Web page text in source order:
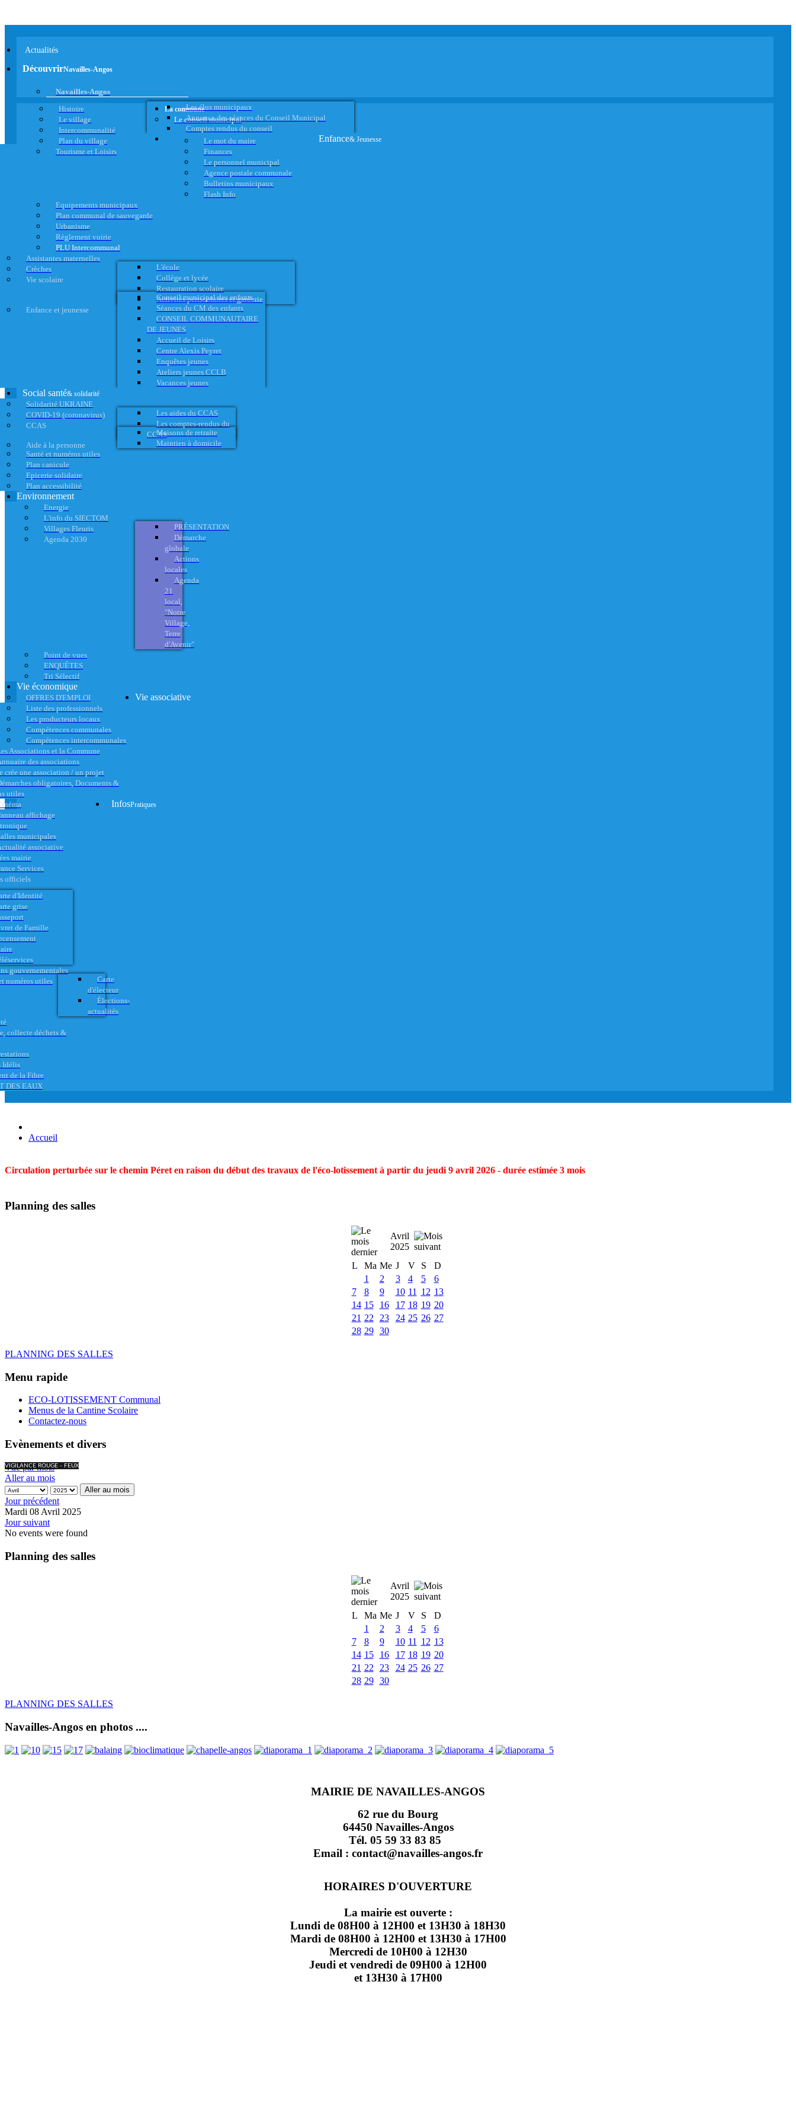
Actualités
DécouvrirNavailles-Angos
Navailles-Angos
Histoire
Le village
Intercommunalité
Plan du village
Tourisme et Loisirs
La commune
Le conseil municipal
Les élus municipaux
Annonce des séances du Conseil Municipal
Comptes rendus du conseil
Le mot du maire
Finances
Le personnel municipal
Agence postale communale
Bulletins municipaux
Flash Info
Equipements municipaux
Plan communal de sauvegarde
Urbanisme
Règlement voirie
PLU Intercommunal
Enfance& Jeunesse
Assistantes maternelles
Crèches
Vie scolaire
L'école
Collège et lycée
Restauration scolaire
Activités périscolaires et garderie
Enfance et jeunesse
Conseil municipal des enfants
Séances du CM des enfants
CONSEIL COMMUNAUTAIRE
DE JEUNES
Accueil de Loisirs
Centre Alexis Peyret
Enquêtes jeunes
Ateliers jeunes CCLB
Vacances jeunes
Social santé& solidarité
Solidarité UKRAINE
COVID-19 (coronavirus)
CCAS
Les aides du CCAS
Les comptes-rendus du
CCAS
Aide à la personne
Maisons de retraite
Maintien à domicile
Santé et numéros utiles
Plan canicule
Epicerie solidaire
Plan accessibilité
Environnement
Energie
L'info du SIECTOM
Villages Fleuris
Agenda 2030
PRÉSENTATION
Démarche
globale
Actions
locales
Agenda
21
local,
"Notre
Village,
Terre
d'Avenir"
Point de vues
ENQUÊTES
Tri Sélectif
Vie économique
OFFRES D'EMPLOI
Liste des professionnels
Les producteurs locaux
Compétences communales
Compétences intercommunales
Vie associative
Associations et la Commune
des associations
crée une association / un projet
obligatoires, Documents &
utiles
affichage
municipales
associative
InfosPratiques
mairie
Services
officiels
d'Identité
grise
de Famille
gouvernementales
numéros utiles
Carte
d'électeur
Élections-
actualités
collecte déchets &
Idélis
de la Fibre
DES EAUX
Accueil
Circulation perturbée sur le chemin Péret en raison du début des travaux de l'éco-lotissement à partir du jeudi 9 avril 2026 - durée estimée 3 mois
Planning des salles
Avril
2025
L
Ma Me J V S
D
1
2 3 4 5
6
7
8 9 10 11 12 13
14 15 16 17 18 19 20
21 22 23 24 25 26 27
28 29 30
PLANNING DES SALLES
Menu rapide
ECO-LOTISSEMENT Communal
Menus de la Cantine Scolaire
Contactez-nous
Evènements et divers
VIGILANCE ROUGE - FEUX
Vue par mois
Aller au mois
Aller au mois
Jour précédent
Mardi 08 Avril 2025
Jour suivant
No events were found
Planning des salles
Avril
2025
L
Ma Me J V S
D
1
2 3 4 5
6
7
8 9 10 11 12 13
14 15 16 17 18 19 20
21 22 23 24 25 26 27
28 29 30
PLANNING DES SALLES
Navailles-Angos en photos ....
MAIRIE DE NAVAILLES-ANGOS
62 rue du Bourg
64450 Navailles-Angos
Tél. 05 59 33 83 85
Email : contact@navailles-angos.fr
HORAIRES D'OUVERTURE
La mairie est ouverte :
Lundi de 08H00 à 12H00 et 13H30 à 18H30
Mardi de 08H00 à 12H00 et 13H30 à 17H00
Mercredi de 10H00 à 12H30
Jeudi et vendredi de 09H00 à 12H00
et 13H30 à 17H00